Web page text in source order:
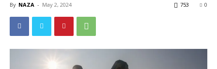
By NAZA - May 2, 2024 0
753